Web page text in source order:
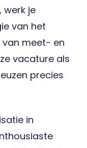
werk je
van het
van meet- en
vacature als
precies
in